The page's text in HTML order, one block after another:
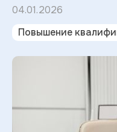
04.01.2026
Повышение